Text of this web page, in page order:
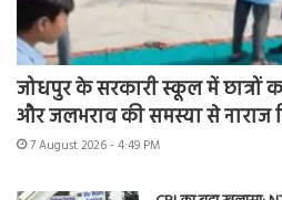
जोधपुर के सरकारी स्कूल में छात्रों
और जलभराव की समस्या से नाराज
7 August 2026 - 4:49 PM